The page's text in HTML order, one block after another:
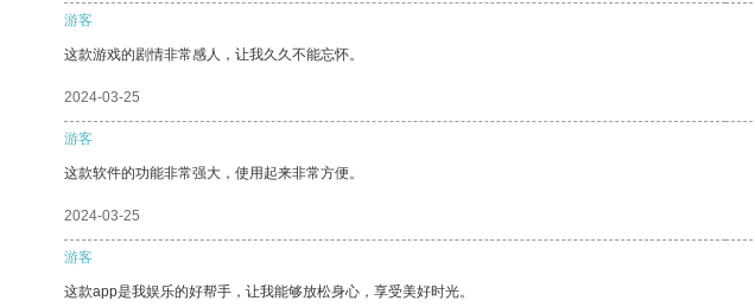
游客
这款游戏的剧情非常感人，让我久久不能忘怀。
2024-03-25
游客
这款软件的功能非常强大，使用起来非常方便。
2024-03-25
游客
这款app是我娱乐的好帮手，让我能够放松身心，享受美好时光。